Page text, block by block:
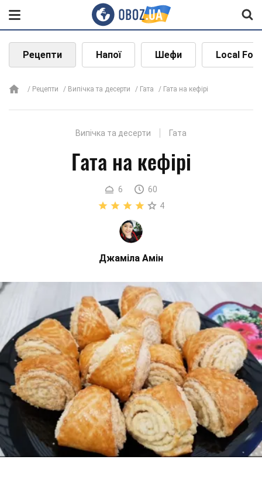
Рецепти Напої Шефи Local
Рецепти Випічка та десерти Гата Гата на кефірі
Випічка та десерти Гата
Гата на кефірі
6
60
4
Джаміла Амін